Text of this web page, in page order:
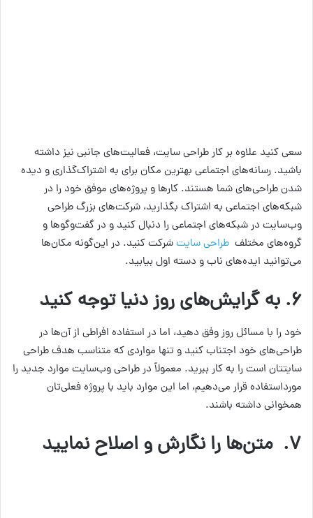
سعی کنید علاوه بر کار طراحی سایت، فعالیت‌های جانبی نیز داشته
باشید. رسانه‌های اجتماعی بهترین مکان برای به اشتراک‌گذاری و دیده
شدن طراحی‌های شما هستند. کارها و پروژه‌های موفق خود را در
شبکه‌های اجتماعی به اشتراک بگذارید، شرکت‌های بزرگ طراحی
وب‌سایت در شبکه‌های اجتماعی را دنبال کنید و در گفت‌وگوها و
گروه‌های مختلف طراحی سایتشرکت کنید. در این‌گونه مکان‌ها
می‌توانید ایده‌های ناب و دسته اول بیابید.
۶. به گرایش‌های روز دنیا توجه کنید
خود را با مسائل روز وفق دهید، اما در استفاده افراطی از آن‌ها در
طراحی‌های خود اجتناب کنید و تنها مواردی که متناسب هدف طراحی
سایتتان است را به کار ببرید. معمولاً در طراحی وب‌سایت موارد جدید را
مورداستفاده قرار می‌دهیم، اما این موارد باید با پروژه فعلی‌تان
همخوانی داشته باشند.
۷. متن‌ها را نگارش و اصلاح نمایید